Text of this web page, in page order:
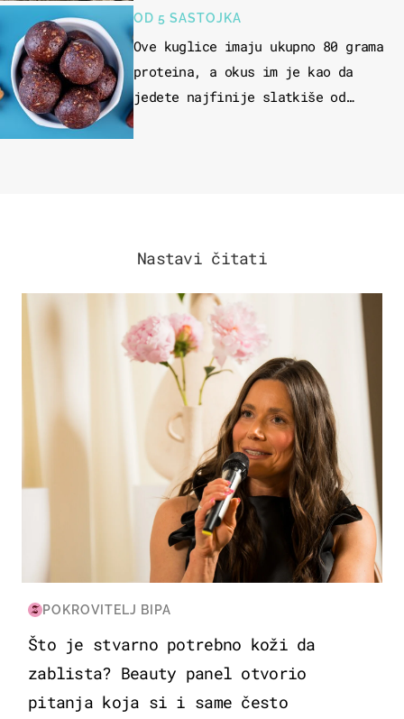
OD 5 SASTOJKA
Ove kuglice imaju ukupno 80 grama
proteina, a okus im je kao da
jedete najfinije slatkiše od
Nastavi čitati
MODA & LJEPOTA
POKROVITELJ BIPA
Što je stvarno potrebno koži da
zablista? Beauty panel otvorio
pitanja koja si i same često